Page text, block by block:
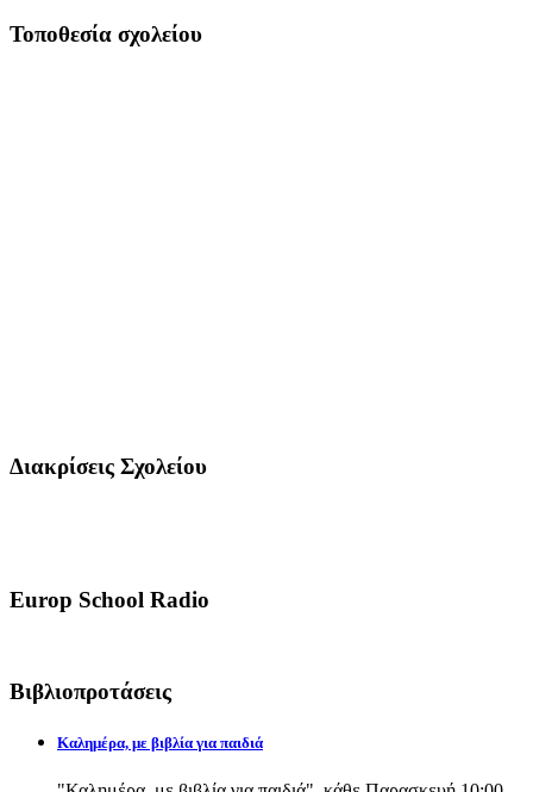
Τοποθεσία σχολείου
Διακρίσεις Σχολείου
Europ School Radio
Βιβλιοπροτάσεις
Καλημέρα, με βιβλία για παιδιά